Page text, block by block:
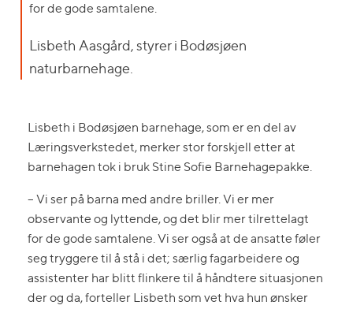
for de gode samtalene.
Lisbeth Aasgård, styrer i Bodøsjøen
naturbarnehage.
Lisbeth i Bodøsjøen barnehage, som er en del av
Læringsverkstedet, merker stor forskjell etter at
barnehagen tok i bruk Stine Sofie Barnehagepakke.
– Vi ser på barna med andre briller. Vi er mer
observante og lyttende, og det blir mer tilrettelagt
for de gode samtalene. Vi ser også at de ansatte føler
seg tryggere til å stå i det; særlig fagarbeidere og
assistenter har blitt flinkere til å håndtere situasjonen
der og da, forteller Lisbeth som vet hva hun ønsker